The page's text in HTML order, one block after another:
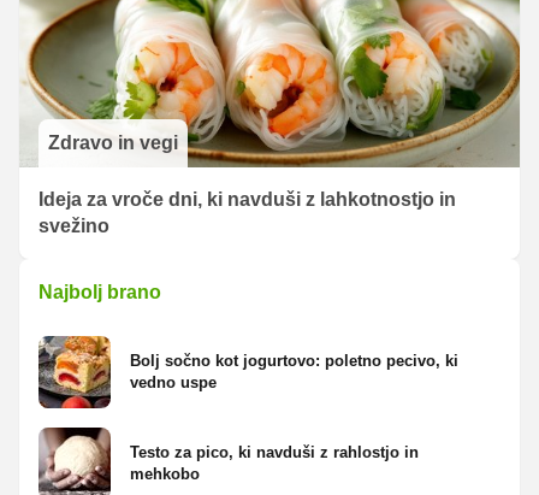
Zdravo in vegi
Ideja za vroče dni, ki navduši z lahkotnostjo in
svežino
Najbolj brano
Bolj sočno kot jogurtovo: poletno pecivo, ki
vedno uspe
Testo za pico, ki navduši z rahlostjo in
mehkobo